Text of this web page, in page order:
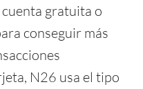
gratuita o
conseguir más
N26 usa el tipo